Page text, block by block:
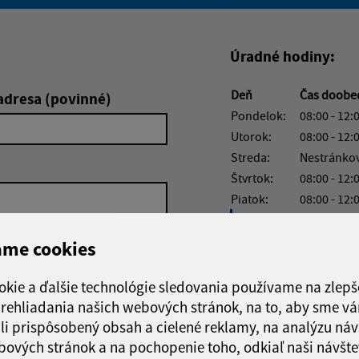
cookies
a ďalšie technológie sledovania používame na
našich webových stránok, na to, aby sme
prispôsobený obsah a cielené reklamy, na analýzu
stránok a na pochopenie toho, odkiaľ naši
(povinné)
Google reCaptcha Response
Odoslať
správu
Úradné hodiny:
Deň Čas
Pondelok:
08:00 -
Utorok:
08:00 -
Streda:
Štvrtok:
08:00 -
Piatok:
08:00 -